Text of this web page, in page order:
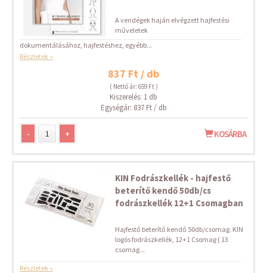
A vendégek haján elvégzett hajfestési
műveletek
dokumentálásához, hajfestéshez, egyébb...
Részletek »
837 Ft / db
( Nettó ár: 659 Ft )
Kiszerelés: 1 db
Egységár: 837 Ft / db
- + KOSÁRBA
KIN Fodrászkellék - hajfestő
beterítő kendő 50db/cs
fodrászkellék 12+1 Csomagban
Hajfestő beterítő kendő 50db/csomag. KIN
logós fodrászkellék, 12+1 Csomag ( 13
csomag...
Részletek »